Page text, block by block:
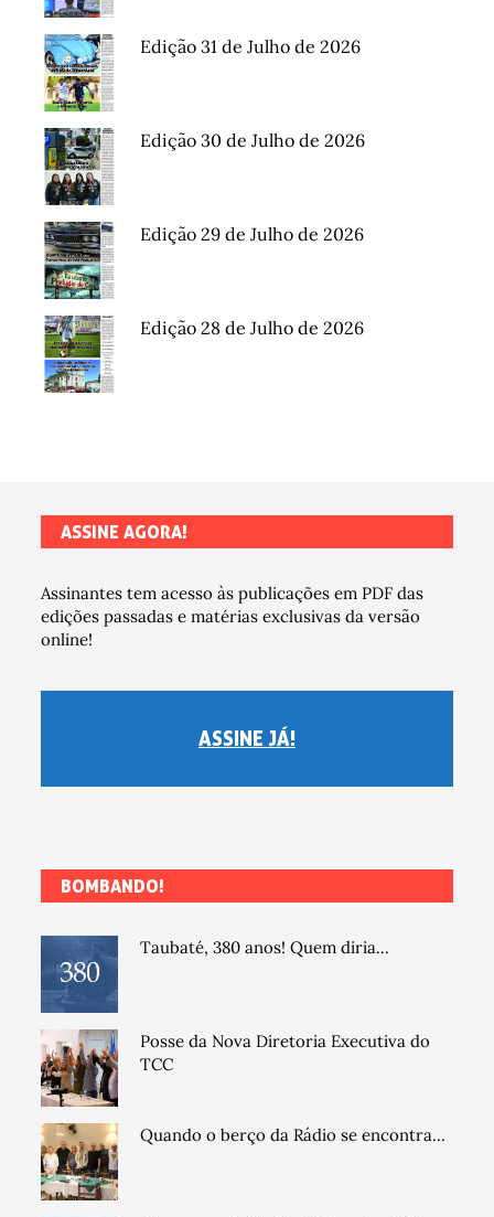
Edição 31 de Julho de 2026
Edição 30 de Julho de 2026
Edição 29 de Julho de 2026
Edição 28 de Julho de 2026
ASSINE AGORA!
Assinantes tem acesso às publicações em PDF das
edições passadas e matérias exclusivas da versão
online!
ASSINE JÁ!
BOMBANDO!
Taubaté, 380 anos! Quem diria...
Posse da Nova Diretoria Executiva do
TCC
Quando o berço da Rádio se encontra...